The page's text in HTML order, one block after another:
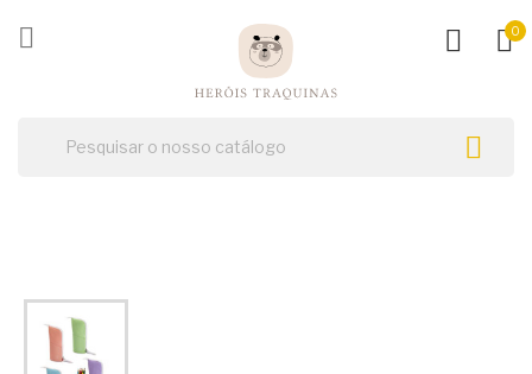
 0